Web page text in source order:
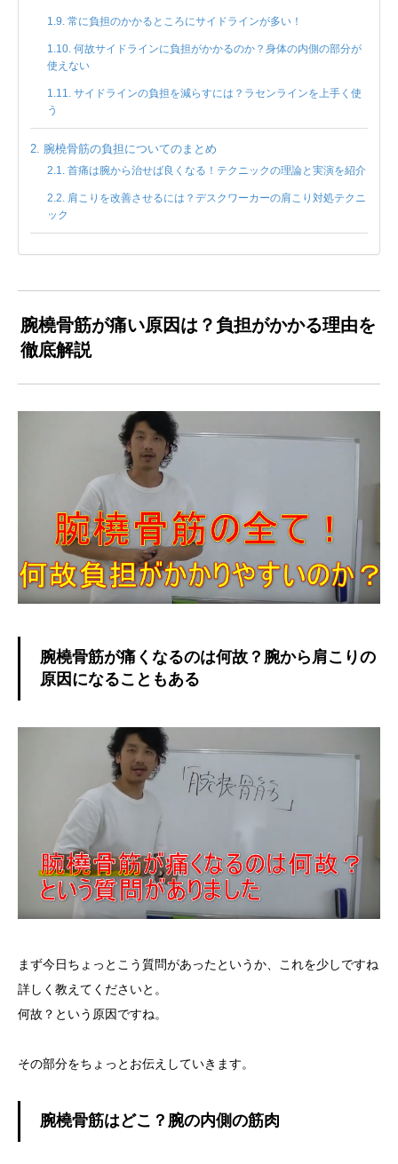
常に負担のかかるところにサイドラインが多い！
何故サイドラインに負担がかかるのか？身体の内側の部分が
使えない
サイドラインの負担を減らすには？ラセンラインを上手く使
う
腕橈骨筋の負担についてのまとめ
首痛は腕から治せば良くなる！テクニックの理論と実演を紹介
肩こりを改善させるには？デスクワーカーの肩こり対処テクニ
ック
腕橈骨筋が痛い原因は？負担がかかる理由を
徹底解説
腕橈骨筋が痛くなるのは何故？腕から肩こりの
原因になることもある
まず今日ちょっとこう質問があったというか、これを少しですね
詳しく教えてくださいと。
何故？という原因ですね。
その部分をちょっとお伝えしていきます。
腕橈骨筋はどこ？腕の内側の筋肉